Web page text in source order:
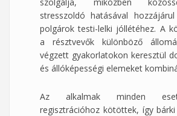
stresszoldó hatásával
polgárok testi-lelki jóllétéhez. A
a résztvevők különböző
végzett gyakorlatokon keresztül
és állóképességi elemeket
Az alkalmak minden
regisztrációhoz kötöttek, így